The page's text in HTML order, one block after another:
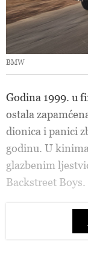
BMW
Godina 1999. u
ostala
dionica i panici
godinu. U
glazbenim
Backstreet Boys.